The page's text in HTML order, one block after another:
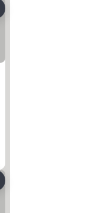
aos favoritos
aos favoritos